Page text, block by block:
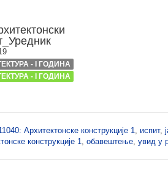
- I ГОДИНА
- I ГОДИНА
Архитектонске конструкције 1, испит,
конструкције 1, обавештење, увид у